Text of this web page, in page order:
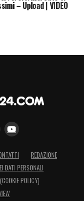
– Upload | VIDEO
REDAZIONE
DATI PERSONALI
POLICY)